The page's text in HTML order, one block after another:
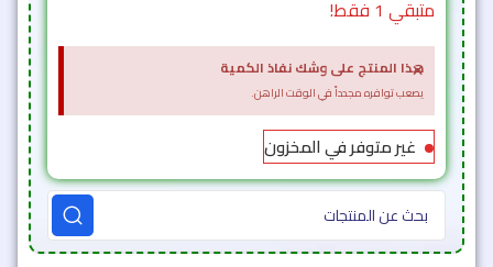
متبقي 1 فقط!
هذا المنتج على وشك نفاذ الكمية
يصعب توافره مجدداً في الوقت الراهن.
×
غير متوفر في المخزون